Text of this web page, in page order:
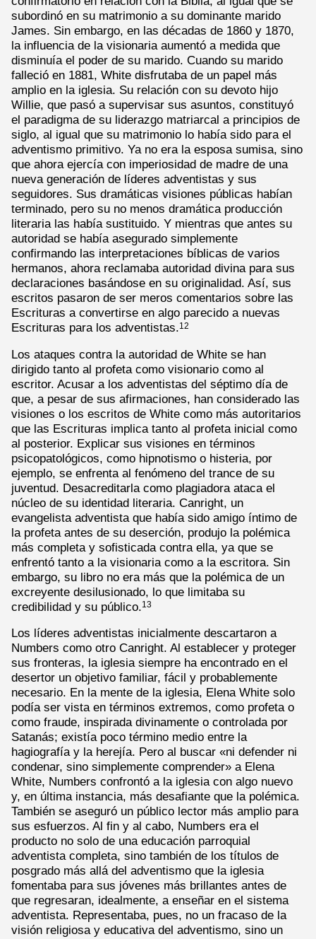
subordinó en su matrimonio a su dominante marido
James. Sin embargo, en las décadas de 1860 y 1870,
la influencia de la visionaria aumentó a medida que
disminuía el poder de su marido. Cuando su marido
falleció en 1881, White disfrutaba de un papel más
amplio en la iglesia. Su relación con su devoto hijo
Willie, que pasó a supervisar sus asuntos, constituyó
el paradigma de su liderazgo matriarcal a principios de
siglo, al igual que su matrimonio lo había sido para el
adventismo primitivo. Ya no era la esposa sumisa, sino
que ahora ejercía con imperiosidad de madre de una
nueva generación de líderes adventistas y sus
seguidores. Sus dramáticas visiones públicas habían
terminado, pero su no menos dramática producción
literaria las había sustituido. Y mientras que antes su
autoridad se había asegurado simplemente
confirmando las interpretaciones bíblicas de varios
hermanos, ahora reclamaba autoridad divina para sus
declaraciones basándose en su originalidad. Así, sus
escritos pasaron de ser meros comentarios sobre las
Escrituras a convertirse en algo parecido a nuevas
Escrituras para los adventistas.12
Los ataques contra la autoridad de White se han
dirigido tanto al profeta como visionario como al
escritor. Acusar a los adventistas del séptimo día de
que, a pesar de sus afirmaciones, han considerado las
visiones o los escritos de White como más autoritarios
que las Escrituras implica tanto al profeta inicial como
al posterior. Explicar sus visiones en términos
psicopatológicos, como hipnotismo o histeria, por
ejemplo, se enfrenta al fenómeno del trance de su
juventud. Desacreditarla como plagiadora ataca el
núcleo de su identidad literaria. Canright, un
evangelista adventista que había sido amigo íntimo de
la profeta antes de su deserción, produjo la polémica
más completa y sofisticada contra ella, ya que se
enfrentó tanto a la visionaria como a la escritora. Sin
embargo, su libro no era más que la polémica de un
excreyente desilusionado, lo que limitaba su
credibilidad y su público.13
Los líderes adventistas inicialmente descartaron a
Numbers como otro Canright. Al establecer y proteger
sus fronteras, la iglesia siempre ha encontrado en el
desertor un objetivo familiar, fácil y probablemente
necesario. En la mente de la iglesia, Elena White solo
podía ser vista en términos extremos, como profeta o
como fraude, inspirada divinamente o controlada por
Satanás; existía poco término medio entre la
hagiografía y la herejía. Pero al buscar «ni defender ni
condenar, sino simplemente comprender» a Elena
White, Numbers confrontó a la iglesia con algo nuevo
y, en última instancia, más desafiante que la polémica.
También se aseguró un público lector más amplio para
sus esfuerzos. Al fin y al cabo, Numbers era el
producto no solo de una educación parroquial
adventista completa, sino también de los títulos de
posgrado más allá del adventismo que la iglesia
fomentaba para sus jóvenes más brillantes antes de
que regresaran, idealmente, a enseñar en el sistema
adventista. Representaba, pues, no un fracaso de la
visión religiosa y educativa del adventismo, sino un